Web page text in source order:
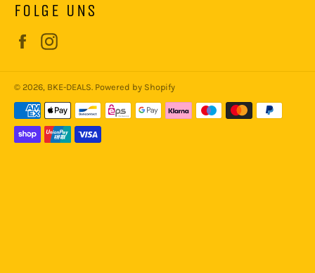
FOLGE UNS
Facebook
© 2026, BKE-DEALS. Powered by Shopify
Zahlungsmethoden